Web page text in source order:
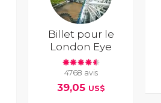
Billet pour le
London Eye
4768 avis
39,05 US$